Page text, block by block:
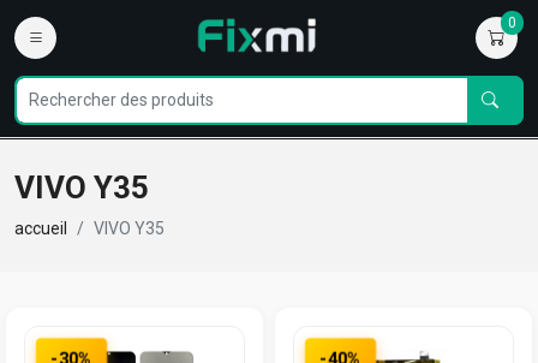
0
VIVO Y35
accueil VIVO Y35
-30% -40%